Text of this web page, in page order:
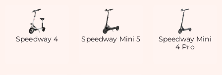
Speedway 4 Speedway Mini 5
Speedway Mini
4 Pro